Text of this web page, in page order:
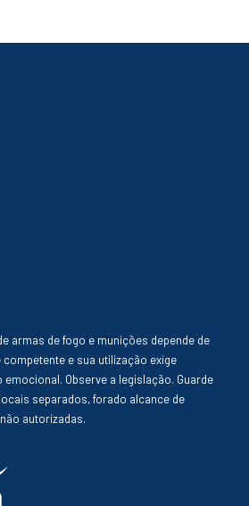
armas de fogo e munições depende de
e sua utilização exige
Observe a legislação. Guarde
separados, forado alcance de
autorizadas.